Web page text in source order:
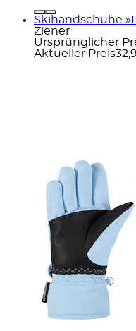
Skihandschuhe
Ziener
Ursprünglicher
Aktueller Preis